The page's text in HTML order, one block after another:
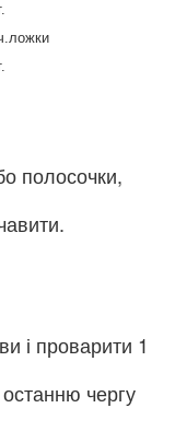
полосочки,
і проварити 1
чергу